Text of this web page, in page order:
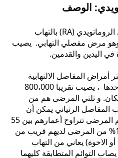
الوصف
يشار أيضا إلى التهاب المفاصل الروماتويدي (RA) بالتهاب
مرض مفصلي التهابي. يصيب
اليدين والقدمين.
أمراض المفاصل الالتهابية
شيوعا في العالم. في ألمانيا وحدها ، يصيب تقريبا 800،000
1% من السكان. و ثلثي المرضى هم من
المفاصل الرثياني يمكن أن
يحدث في أي عمر ، فإن معظم المرضى تتراوح أعمارهم بين 55
و 75 سنة عند بداية المرض. 10% من المرضى لديهم قريب من
الاخوة) يعاني من التهاب
التوائم المتطابقة كليهما